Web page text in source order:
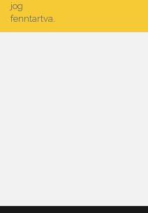
jog
fenntartva.